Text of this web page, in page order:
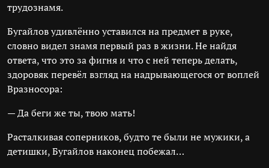
трудознамя.
Бугайлов удивлённо уставился на предмет в руке,
словно видел знамя первый раз в жизни. Не найдя
ответа, что это за фигня и что с ней теперь делать,
здоровяк перевёл взгляд на надрывающегося от воплей
Вразносора:
— Да беги же ты, твою мать!
Расталкивая соперников, будто те были не мужики, а
детишки, Бугайлов наконец побежал…